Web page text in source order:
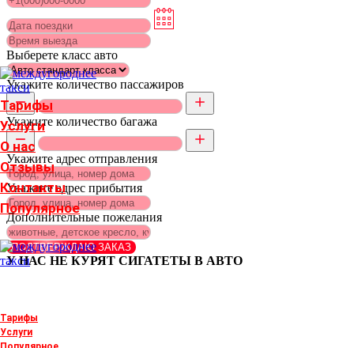
Тарифы
Услуги
О нас
Отзывы
Контакты
Популярное
+380505687015
Тарифы
Услуги
Выберете класс авто
Укажите количество пассажиров
Укажите количество багажа
Укажите адрес отправления
Укажите адрес прибытия
Дополнительные пожелания
ПОДТВЕРЖДАЮ ЗАКАЗ
У НАС НЕ КУРЯТ СИГАТЕТЫ В АВТО